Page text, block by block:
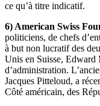
ce qu’à titre indicatif.
6) American Swiss
politiciens, de chefs
à but non lucratif des
Unis en Suisse,
d’administration.
Jacques Pitteloud, a
Côté américain, des